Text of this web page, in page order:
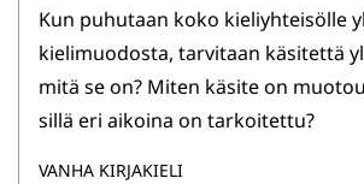
Kun puhutaan koko kieliyhteisölle
kielimuodosta, tarvitaan käsitettä
mitä se on? Miten käsite on
sillä eri aikoina on tarkoitettu?
VANHA KIRJAKIELI